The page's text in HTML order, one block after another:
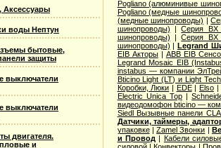
воды Нептун
бытовые,
защиты
выключатели
выключатели
двигателя.
и
Pogliano (алюминивые
Pogliano (медные
(медные шинопроводы) |
шинопроводы) |Серия ВХ
шинопроводы) |Серия ВХ
шинопроводы) | Legrand
EIB Акторы| ABB EIB
Legrand Mosaic ЕIB
instabus — компании
Bticino Light (LT) и Light
Коробки, Люки | EDE| Elso|
Electric Unica Top|
видеодомофон bticino —
Siedl Вызывные панели
Датчики, таймеры,
упаковке|Zamel Звонки |
и Провод | Кабели